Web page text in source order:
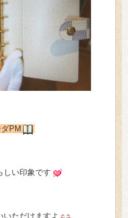
PM
しい印象です
いただけますよ